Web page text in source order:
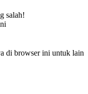
salah!
di browser ini untuk lain